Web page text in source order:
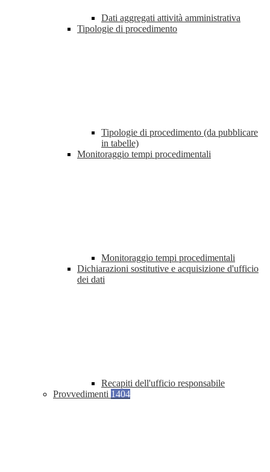
Dati aggregati attività amministrativa
Tipologie di procedimento
Tipologie di procedimento (da pubblicare
in tabelle)
Monitoraggio tempi procedimentali
Monitoraggio tempi procedimentali
Dichiarazioni sostitutive e acquisizione d'ufficio
dei dati
Recapiti dell'ufficio responsabile
Provvedimenti 1404